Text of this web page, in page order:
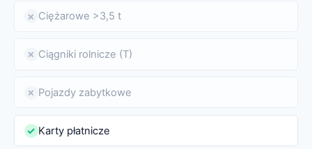
✗ Ciężarowe >3,5 t
✗ Ciągniki rolnicze (T)
✗ Pojazdy zabytkowe
✓ Karty płatnicze